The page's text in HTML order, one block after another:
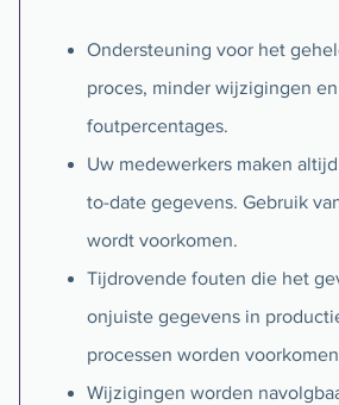
Ondersteuning voor het
proces, minder wijzigingen
foutpercentages.
Uw medewerkers maken
to-date gegevens. Gebruik
wordt voorkomen.
Tijdrovende fouten die het
onjuiste gegevens in
processen worden voorkomen
Wijzigingen worden